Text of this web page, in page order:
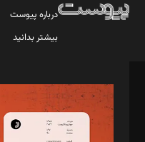
درباره پیوست
بیشتر بدانید
مدیر مسئول: محمدباقر اثنی‌عشری
سردبیر: مهرک محمودی
دبیر تحریریه: میثم قاسمی